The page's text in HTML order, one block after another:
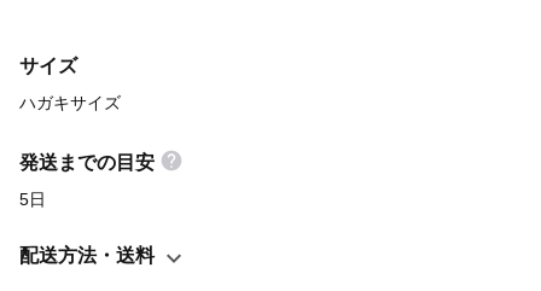
ガキファイルにはせておくのもかわいいと思います♡ ◆お子様の
マンスリーカードとしてだけではなく、マタニティーフォトにも
ることで、1歳11ヵ月までお楽しみいただくことも出来ます。 ◆
こちらハンドメイドとなっております。 パソコンで作成し、自宅
る事もありますので、市販のような完璧を求める方はご遠慮下さ
サイズ
ハガキサイズ
発送までの目安
5日
配送方法・送料